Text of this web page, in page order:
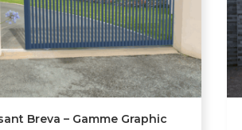
Breva – Gamme Graphic